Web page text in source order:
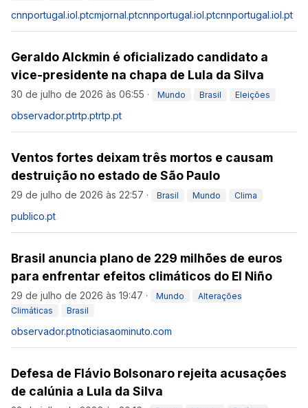
cnnportugal.iol.ptcmjornal.ptcnnportugal.iol.ptcnnportugal.iol.pt
Geraldo Alckmin é oficializado candidato a
vice-presidente na chapa de Lula da Silva
30 de julho de 2026 às 06:55 · Mundo Brasil Eleições
observador.ptrtp.ptrtp.pt
Ventos fortes deixam três mortos e causam
destruição no estado de São Paulo
29 de julho de 2026 às 22:57 · Brasil Mundo Clima
publico.pt
Brasil anuncia plano de 229 milhões de euros
para enfrentar efeitos climáticos do El Niño
29 de julho de 2026 às 19:47 · Mundo
Alterações
Climáticas
Brasil
observador.ptnoticiasaominuto.com
Defesa de Flávio Bolsonaro rejeita acusações
de calúnia a Lula da Silva